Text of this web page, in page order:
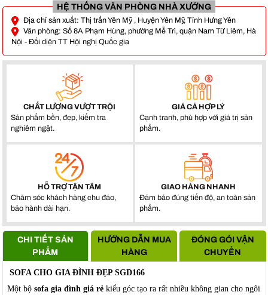
HỆ THỐNG VĂN PHÒNG NHÀ XƯỞNG
Địa chỉ sản xuất: Thị trấn Yên Mỹ , Huyện Yên Mỹ, Tỉnh Hưng Yên
Văn phòng: Số 8A Phạm Hùng, phường Mễ Trì, quận Nam Từ Liêm, Hà
Nội - Đối diện TT Hội nghị Quốc gia
CHẤT LƯỢNG VƯỢT TRỘI
Sản phẩm bền, đẹp, kiểm tra
nghiêm ngặt.
GIÁ CẢ HỢP LÝ
Cạnh tranh, phù hợp với giá trị sản
phẩm.
HỖ TRỢ TẬN TÂM
Chăm sóc khách hàng chu đáo,
bảo hành dài hạn.
GIAO HÀNG NHANH
Đảm bảo đúng tiến độ, an toàn sản
phẩm.
CHI TIẾT SẢN
PHẨM
HƯỚNG DẪN MUA
HÀNG
ĐÓNG GÓI VẬN
CHUYỂN
SOFA CHO GIA ĐÌNH ĐẸP SGD166
Một bộ sofa gia đình giá rẻkiểu góc tạo ra rất nhiều không gian cho ngôi